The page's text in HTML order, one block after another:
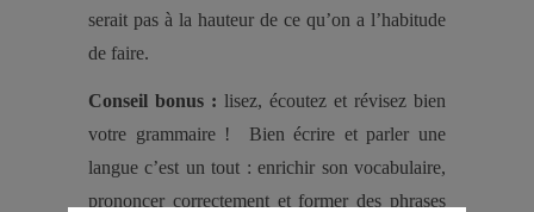
serait pas à la hauteur de ce qu’on a l’habitude
de faire.
Conseil bonus : lisez, écoutez et révisez bien
votre grammaire ! Bien écrire et parler une
langue c’est un tout : enrichir son vocabulaire,
prononcer correctement et former des phrases